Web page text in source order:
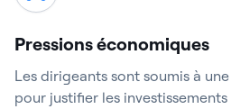
Pressions économiques
Les dirigeants sont soumis à
pour justifier les